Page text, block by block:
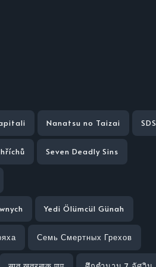
Nanatsu no Taizai SDS
Seven Deadly Sins
Yedi Ölümcül Günah
Семь Смертных Грехов